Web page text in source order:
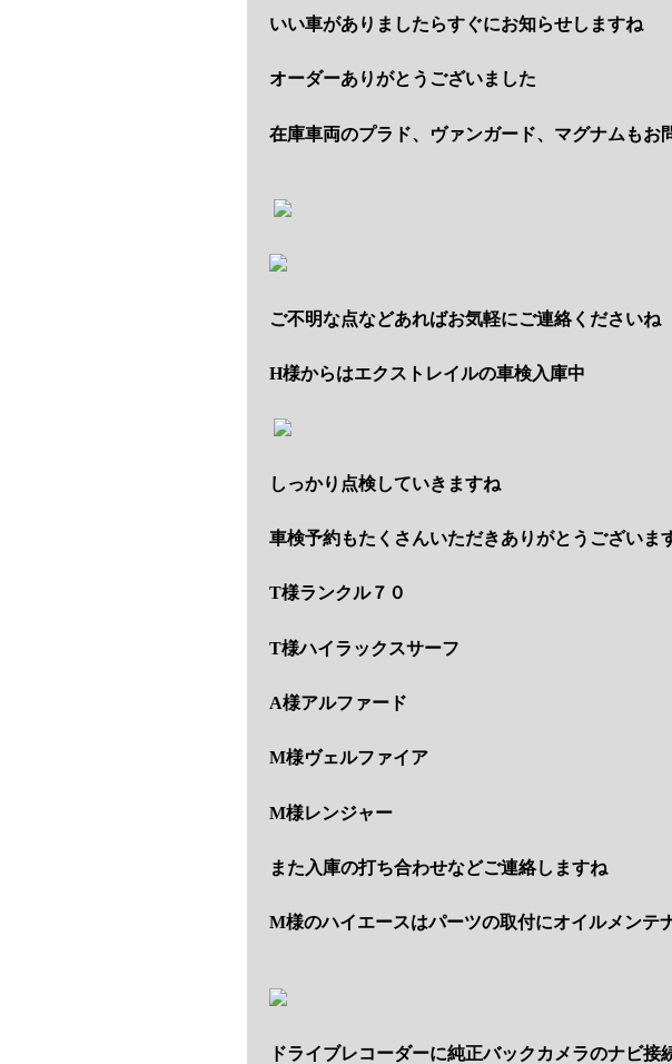
いい車がありましたらすぐにお知らせしますね
オーダーありがとうございました
在庫車両のプラド、ヴァンガード、マグナムもお
ご不明な点などあればお気軽にご連絡くださいね
H様からはエクストレイルの車検入庫中
しっかり点検していきますね
車検予約もたくさんいただきありがとうございま
T様ランクル７０
T様ハイラックスサーフ
A様アルファード
M様ヴェルファイア
M様レンジャー
また入庫の打ち合わせなどご連絡しますね
M様のハイエースはパーツの取付にオイルメンテ
ドライブレコーダーに純正バックカメラのナビ接